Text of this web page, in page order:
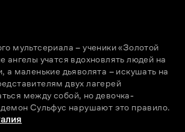
мультсериала – ученики «Золотой
ангелы учатся вдохновлять людей на
а маленькие дьяволята – искушать на
двух лагерей
между собой, но девочка-
демон Сульфус нарушают это правило.